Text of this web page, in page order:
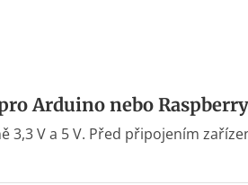
Arduino nebo
3,3 V a 5 V. Před připojením